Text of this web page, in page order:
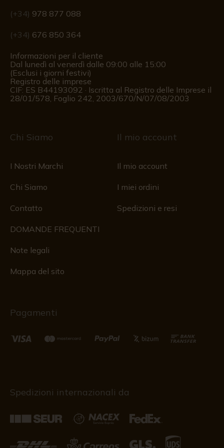
(+34) 978 877 088
(+34) 676 850 364
Informazioni per il cliente
Dal lunedì al venerdì dalle 09:00 alle 15:00
(Esclusi i giorni festivi)
Registro delle imprese
CIF: ES B44193092 · Iscritta al Registro delle Imprese il
28/01/578, Foglio 242, 2003/670/N/07/08/2003
Chi Siamo
I Nostri Marchi
Chi Siamo
Contatto
DOMANDE FREQUENTI
Note legali
Mappa del sito
Il mio account
Il mio account
I miei ordini
Spedizioni e resi
Pagamenti
Spedizioni internazionali da